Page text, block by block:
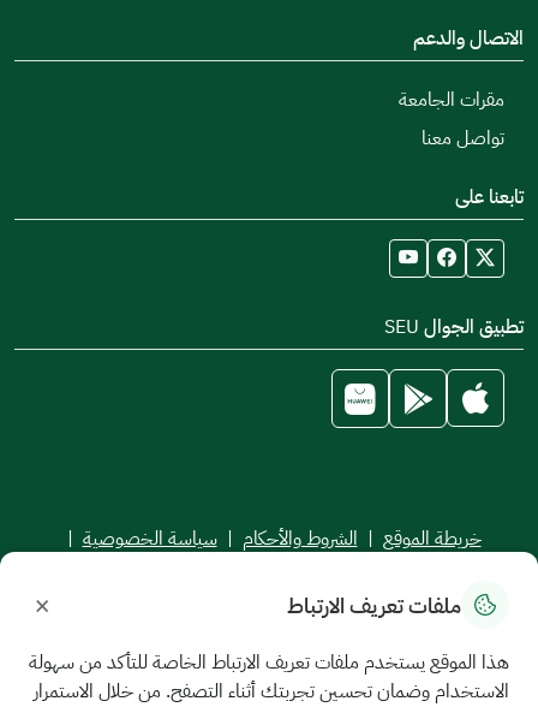
الاتصال والدعم
مقرات الجامعة
تواصل معنا
تابعنا على
تطبيق الجوال SEU
خريطة الموقع | الشروط والأحكام | سياسة الخصوصية |
جميع الحقوق محفوظة للجامعة السعودية الإلكترونية © 2026
ملفات تعريف الارتباط ×
هذا الموقع يستخدم ملفات تعريف الارتباط الخاصة للتأكد من سهولة
الاستخدام وضمان تحسين تجربتك أثناء التصفح. من خلال الاستمرار